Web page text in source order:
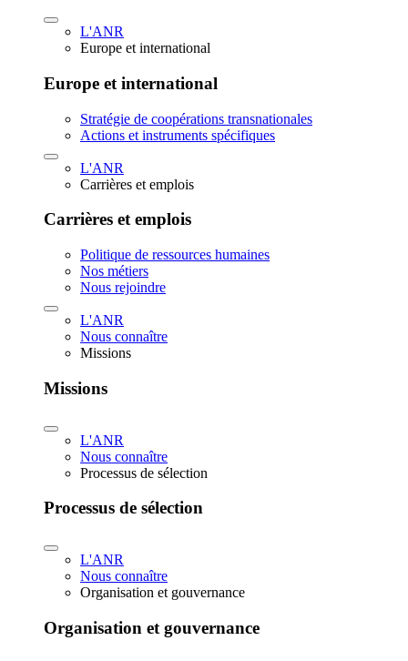
L'ANR
Europe et international
Europe et international
Stratégie de coopérations transnationales
Actions et instruments spécifiques
L'ANR
Carrières et emplois
Carrières et emplois
Politique de ressources humaines
Nos métiers
Nous rejoindre
L'ANR
Nous connaître
Missions
Missions
L'ANR
Nous connaître
Processus de sélection
Processus de sélection
L'ANR
Nous connaître
Organisation et gouvernance
Organisation et gouvernance